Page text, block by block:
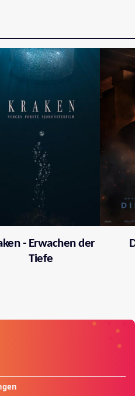
- Erwachen der
Tiefe